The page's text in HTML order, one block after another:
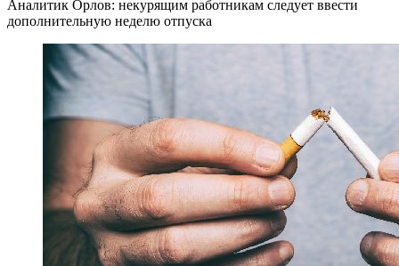
Аналитик Орлов: некурящим работникам следует ввести
дополнительную неделю отпуска